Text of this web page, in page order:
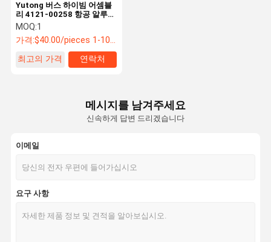
Yutong 버스 하이빔 어셈블
리 4121-00258 항공 알루미
늄 LED 200m 범위 버스 예
비 부품
MOQ:1
가격:$40.00/pieces 1-10 pieces
최고의 가격
연락처
메시지를 남겨주세요
신속하게 답변 드리겠습니다
이메일
요구 사항